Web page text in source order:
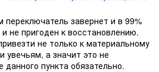
переключатель завернет и в 99%
не пригоден к восстановлению.
не только к материальному
увечьям, а значит это не
данного пункта обязательно.